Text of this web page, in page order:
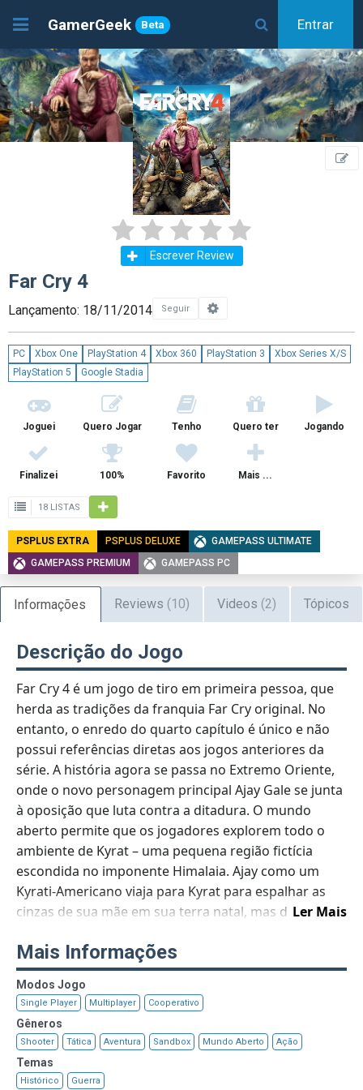
GamerGeek Beta Entrar
Escrever Review
Far Cry 4
Lançamento: 18/11/2014 Seguir
PC Xbox One PlayStation 4 Xbox 360 PlayStation 3
Xbox Series X/S
PlayStation 5
Google Stadia
Joguei Quero Jogar Tenho Quero ter Jogando
Finalizei 100% Favorito Mais ...
18 LISTAS
PSPLUS EXTRA PSPLUS DELUXE
GAMEPASS ULTIMATE
GAMEPASS PREMIUM
GAMEPASS PC
Informações Reviews (10) Videos (2) Tópicos
Descrição do Jogo
Ler Mais
Far Cry 4 é um jogo de tiro em primeira pessoa, que
herda as tradições da franquia Far Cry original. No
entanto, o enredo do quarto capítulo é único e não
possui referências diretas aos jogos anteriores da
série. A história agora se passa no Extremo Oriente,
onde o novo personagem principal Ajay Gale se junta
à oposição que luta contra a ditadura. O mundo
aberto permite que os jogadores explorem todo o
ambiente de Kyrat – uma pequena região fictícia
escondida no imponente Himalaia. Ajay como um
Kyrati-Americano viaja para Kyrat para espalhar as
cinzas de sua mãe em sua terra natal, mas de repente
guerra civil entre o poderoso ditador Pagan Min e
rebeldes do Golden Caminho fundado por seu pai. À
medida que a história avança, os jogadores obtêm
novas armas e equipamentos ou personalizam os
que possuem. Desde o início, o mapa inteiro não está
disponível, então para progredir e completar a
história os jogadores precisam abrir todas as áreas
Mais Informações
Modos Jogo
Single Player Multiplayer Cooperativo
Gêneros
Shooter Tática Aventura Sandbox Mundo Aberto Ação
Temas
Histórico Guerra